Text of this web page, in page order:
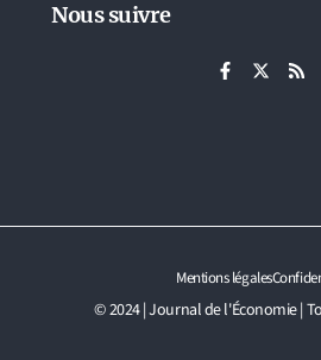
Nous suivre
© 2024 | Journal de l'Économie |
Mentions légales